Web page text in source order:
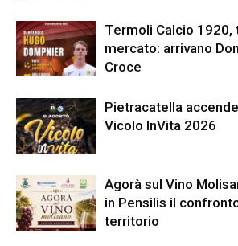
Termoli Calcio 1920,
mercato: arrivano
Croce
Pietracatella
Vicolo InVita 2026
Agorà sul Vino
in Pensilis il
territorio